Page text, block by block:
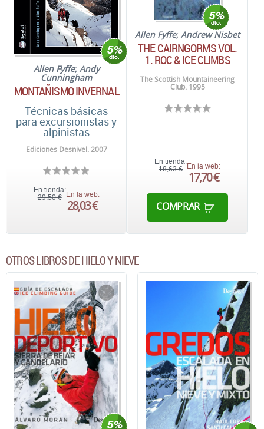
Allen Fyffe; Andy
Cunningham
MONTAÑISMO INVERNAL
Técnicas básicas
para excursionistas y
alpinistas
Ediciones Desnivel. 2007
En tienda:
29,50 € En la web:
28,03 €
Allen Fyffe;Andrew Nisbet
THE CAIRNGORMS VOL.
1. ROC & ICE CLIMBS
The Scottish Mountaineering
Club. 1995
En tienda:
18,63 € En la web:
17,70 €
COMPRAR
OTROS LIBROS DE HIELO Y NIEVE